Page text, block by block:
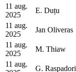
11 aug.
2025
E. Duțu
11 aug.
2025
Jan Oliveras
11 aug.
2025
M. Thiaw
11 aug.
G. Raspadori